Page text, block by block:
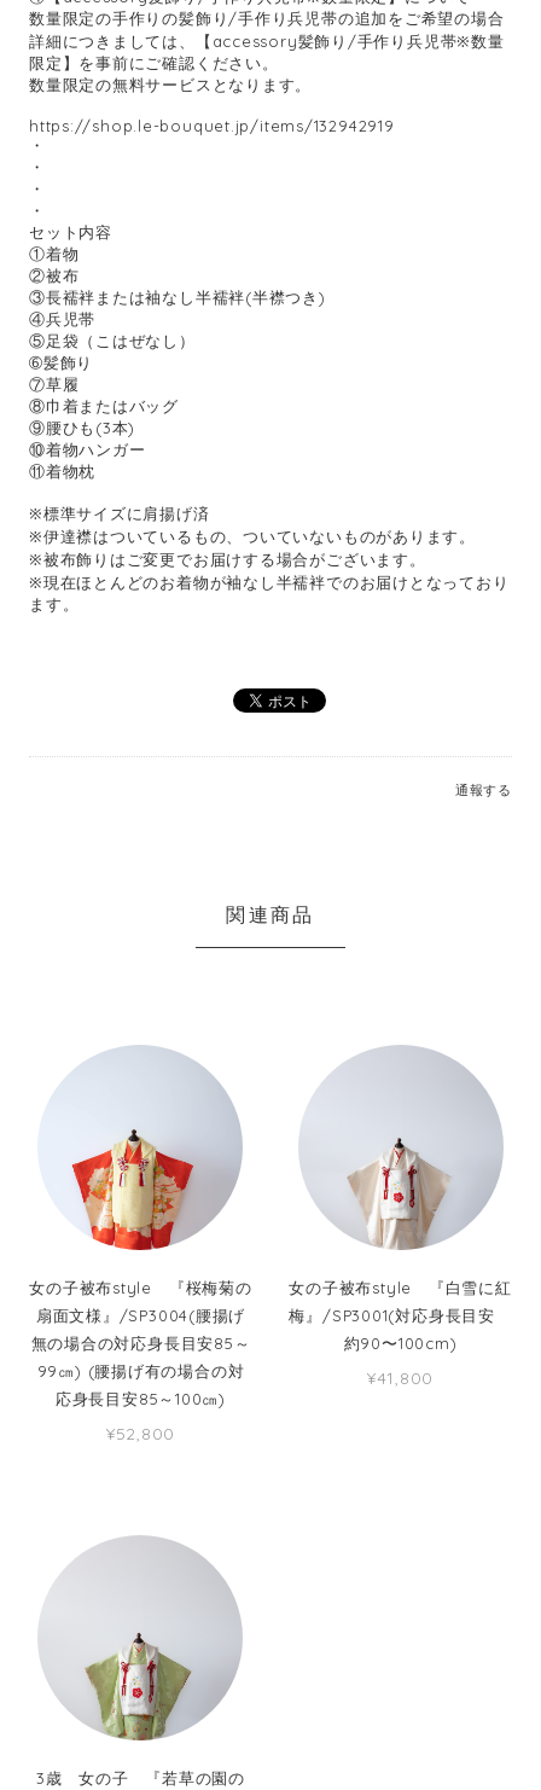
数量限定の手作りの髪飾り/手作り兵児帯の追加をご希望の場合
詳細につきましては、【accessory髪飾り/手作り兵児帯※数量
限定】を事前にご確認ください。
数量限定の無料サービスとなります。
https://shop.le-bouquet.jp/items/132942919
・
・
・
・
セット内容
①着物
②被布
③長襦袢または袖なし半襦袢(半襟つき)
④兵児帯
⑤足袋（こはぜなし）
➅髪飾り
⑦草履
⑧巾着またはバッグ
⑨腰ひも(3本)
⑩着物ハンガー
⑪着物枕
※標準サイズに肩揚げ済
※伊達襟はついているもの、ついていないものがあります。
※被布飾りはご変更でお届けする場合がございます。
※現在ほとんどのお着物が袖なし半襦袢でのお届けとなっており
ます。
通報する
関連商品
女の子被布style 『桜梅菊の
扇面文様』/SP3004(腰揚げ
無の場合の対応身長目安85～
99㎝) (腰揚げ有の場合の対
応身長目安85～100㎝)
¥52,800
女の子被布style 『白雪に紅
梅』/SP3001(対応身長目安
約90〜100cm)
¥41,800
3歳 女の子 『若草の園の